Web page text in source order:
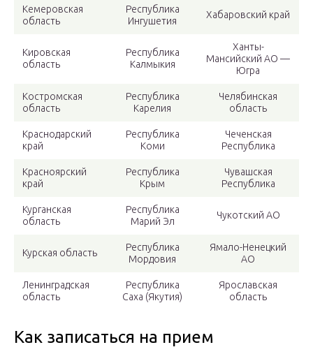
Кемеровская
область
Республика
Ингушетия
Хабаровский край
Кировская
область
Республика
Калмыкия
Ханты-
Мансийский АО —
Югра
Костромская
область
Республика
Карелия
Челябинская
область
Краснодарский
край
Республика
Коми
Чеченская
Республика
Красноярский
край
Республика
Крым
Чувашская
Республика
Курганская
область
Республика
Марий Эл
Чукотский АО
Курская область
Республика
Мордовия
Ямало-Ненецкий
АО
Ленинградская
область
Республика
Саха (Якутия)
Ярославская
область
Как записаться на прием